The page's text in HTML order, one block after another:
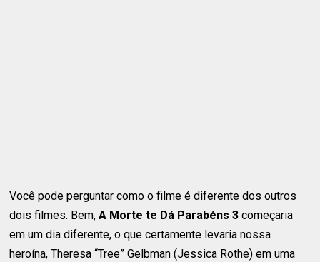
Você pode perguntar como o filme é diferente dos outros
dois filmes. Bem,A Morte te Dá Parabéns 3 começaria
em um dia diferente, o que certamente levaria nossa
heroína, Theresa “Tree” Gelbman (Jessica Rothe) em uma